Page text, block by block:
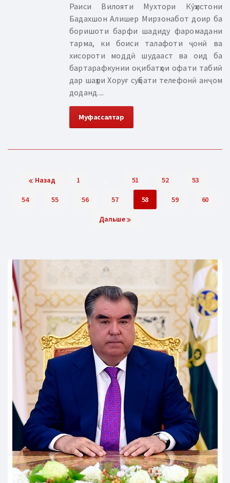
Раиси Вилояти Мухтори Кӯҳистони
Бадахшон Алишер Мирзонабот доир ба
боришоти барфи шадиду фаромадани
тарма, ки боиси талафоти ҷонӣ ва
хисороти моддӣ шудааст ва оид ба
бартарафкунии оқибатҳои офати табиӣ
дар шаҳри Хоруғ суҳбати телефонӣ анҷом
доданд....
Муфассалтар
Назад 1 51 52 53
54 55 56 57 58 59 60
Дальше